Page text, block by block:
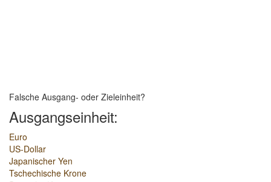
Falsche Ausgang- oder Zieleinheit?
Ausgangseinheit:
Euro
US-Dollar
Japanischer Yen
Tschechische Krone